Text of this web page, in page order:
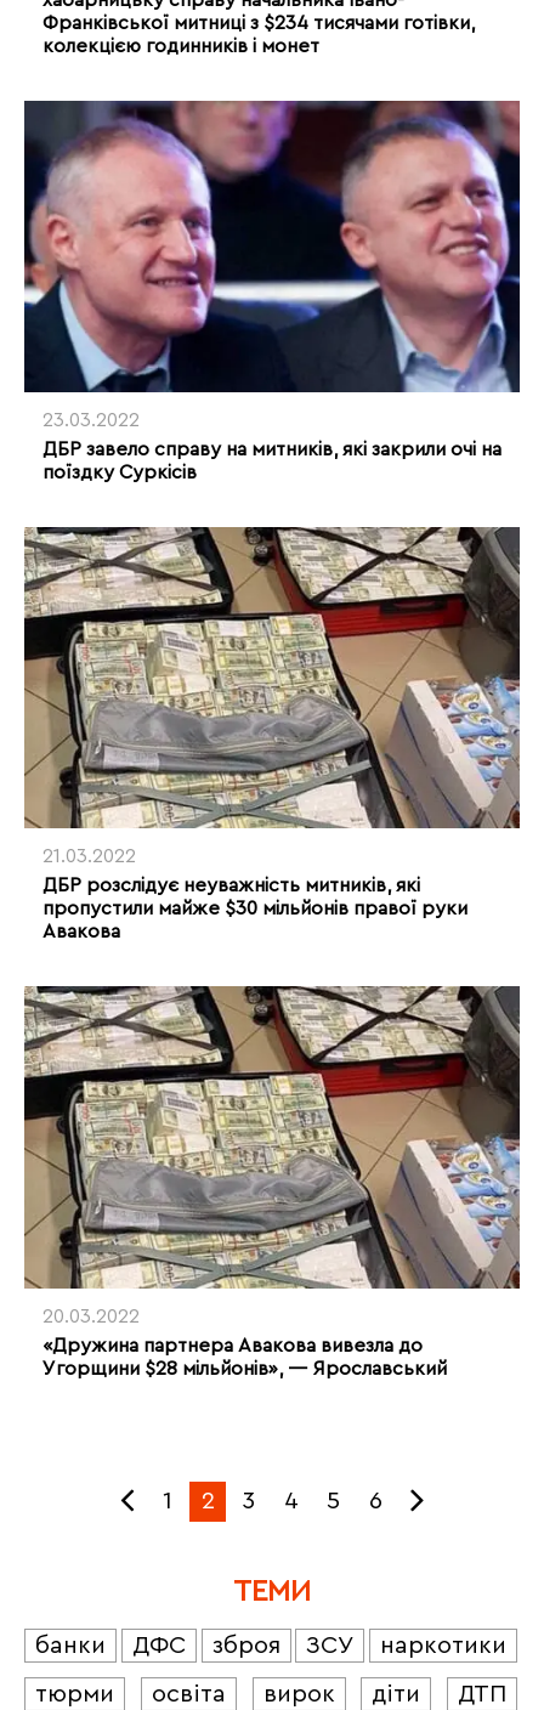
Франківської митниці з $234 тисячами готівки,
колекцією годинників і монет
23.03.2022
ДБР завело справу на митників, які закрили очі на
поїздку Суркісів
21.03.2022
ДБР розслідує неуважність митників, які
пропустили майже $30 мільйонів правої руки
Авакова
20.03.2022
«Дружина партнера Авакова вивезла до
Угорщини $28 мільйонів», — Ярославський
1 2 3 4 5 6
ТЕМИ
банки ДФС зброя ЗСУ
наркотики
тюрми
освіта вирок діти
ДТП